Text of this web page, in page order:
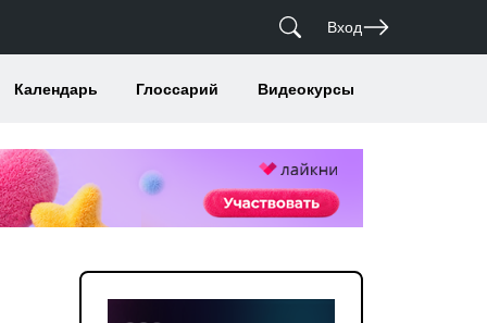
Вход
Календарь Глоссарий Видеокурсы